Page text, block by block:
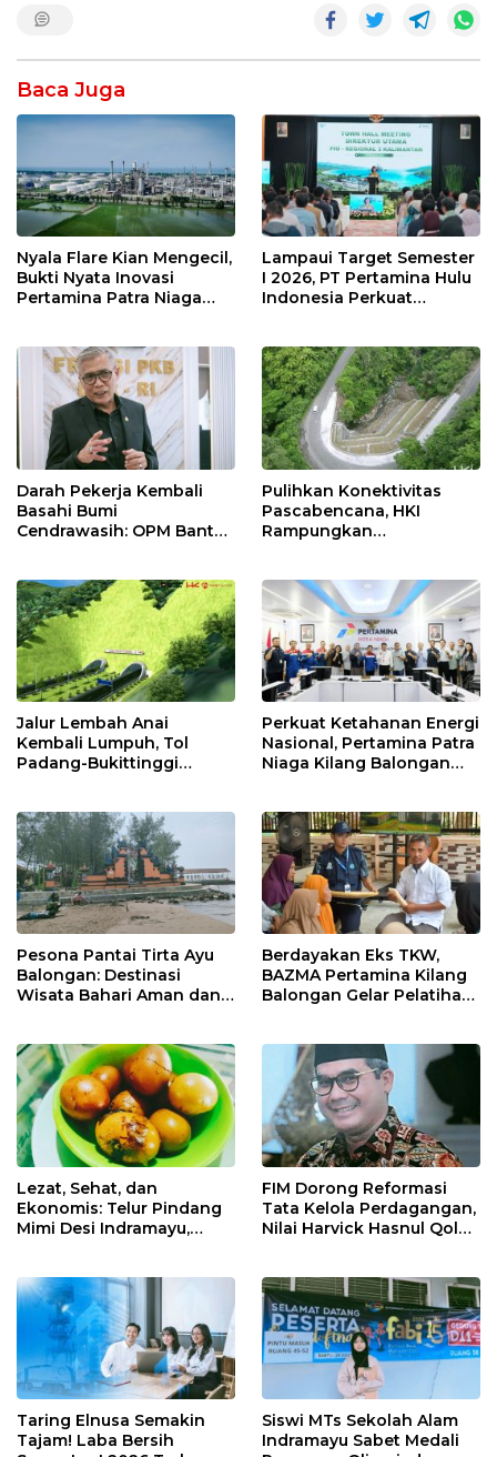
Baca Juga
Nyala Flare Kian Mengecil,
Bukti Nyata Inovasi
Pertamina Patra Niaga
Lampaui Target Semester
I 2026, PT Pertamina Hulu
Indonesia Perkuat
Keselamatan Kerja
Darah Pekerja Kembali
Basahi Bumi
Cendrawasih: OPM Bantai
Pulihkan Konektivitas
Pascabencana, HKI
Rampungkan
Jalur Lembah Anai
Kembali Lumpuh, Tol
Padang-Bukittinggi
Perkuat Ketahanan Energi
Nasional, Pertamina Patra
Niaga Kilang Balongan
Pesona Pantai Tirta Ayu
Balongan: Destinasi
Wisata Bahari Aman dan
Berdayakan Eks TKW,
BAZMA Pertamina Kilang
Balongan Gelar Pelatihan
Rawadalem
Lezat, Sehat, dan
Ekonomis: Telur Pindang
Mimi Desi Indramayu,
Ketagihan!
FIM Dorong Reformasi
Tata Kelola Perdagangan,
Nilai Harvick Hasnul Qolbi
Taring Elnusa Semakin
Tajam! Laba Bersih
Siswi MTs Sekolah Alam
Indramayu Sabet Medali